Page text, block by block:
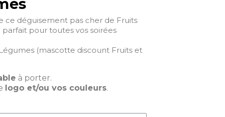
ce déguisement pas cher de Fruits
pour toutes vos soirées
(mascotte discount Fruits et
à porter.
logo et/ou vos couleurs.